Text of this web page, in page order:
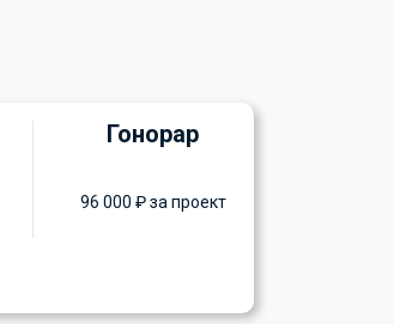
Гонорар
96 000 ₽ за проект